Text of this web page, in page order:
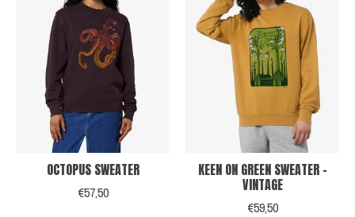
OCTOPUS SWEATER
€57,50
KEEN ON GREEN SWEATER -
VINTAGE
€59,50